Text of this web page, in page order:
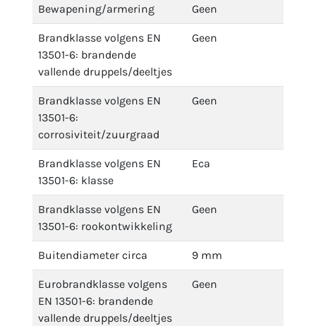
Bewapening/armering Geen
Brandklasse volgens EN
13501-6: brandende
vallende druppels/deeltjes
Geen
Brandklasse volgens EN
13501-6:
corrosiviteit/zuurgraad
Geen
Brandklasse volgens EN
13501-6: klasse
Eca
Brandklasse volgens EN
13501-6: rookontwikkeling
Geen
Buitendiameter circa 9 mm
Eurobrandklasse volgens
EN 13501-6: brandende
vallende druppels/deeltjes
Geen